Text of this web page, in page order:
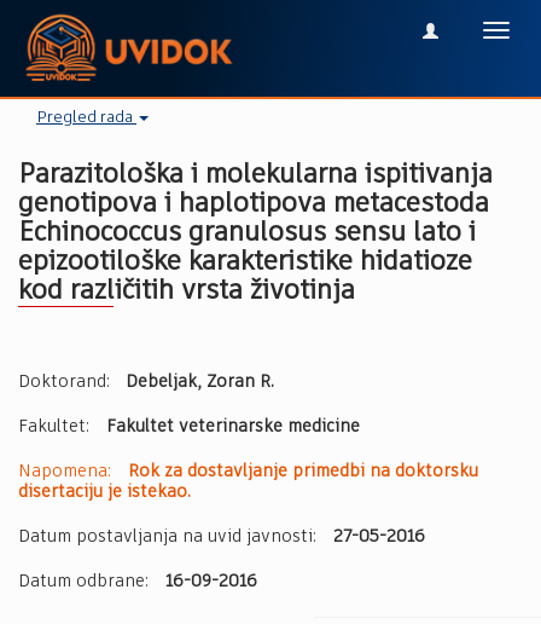
Pregled rada
Parazitološka i molekularna ispitivanja
genotipova i haplotipova metacestoda
Echinococcus granulosus sensu lato i
epizootiloške karakteristike hidatioze
kod različitih vrsta životinja
Doktorand: Debeljak, Zoran R.
Fakultet: Fakultet veterinarske medicine
Napomena:
Rok za dostavljanje primedbi na doktorsku
disertaciju je istekao.
Datum postavljanja na uvid javnosti: 27-05-2016
Datum odbrane: 16-09-2016